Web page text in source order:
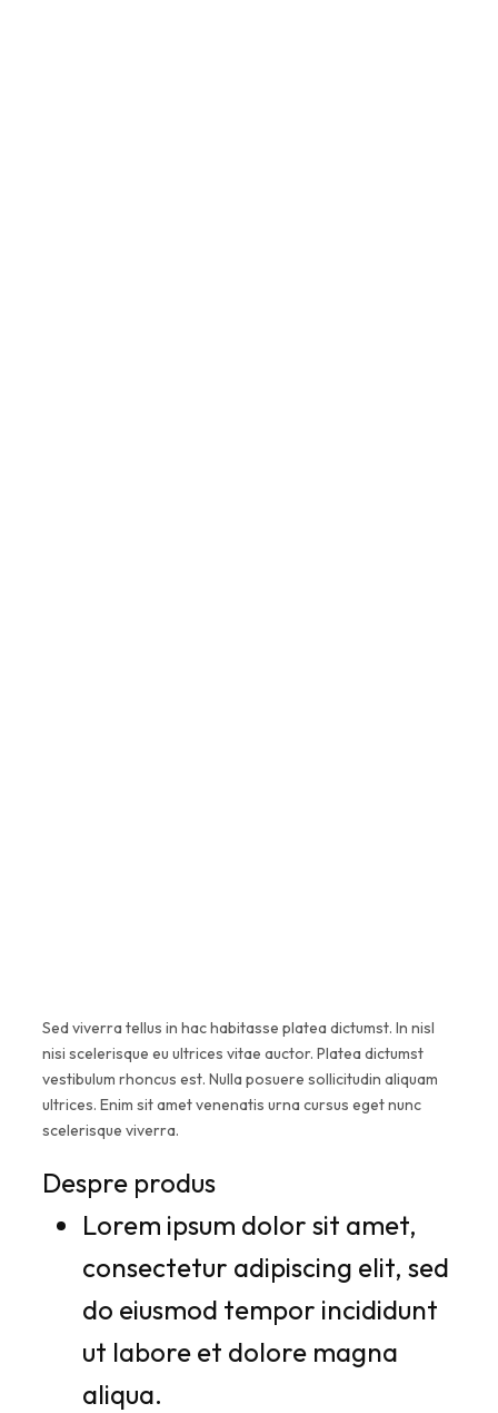
Sed viverra tellus in hac habitasse platea dictumst. In nisl
nisi scelerisque eu ultrices vitae auctor. Platea dictumst
vestibulum rhoncus est. Nulla posuere sollicitudin aliquam
ultrices. Enim sit amet venenatis urna cursus eget nunc
scelerisque viverra.
Despre produs
Lorem ipsum dolor sit amet,
consectetur adipiscing elit, sed
do eiusmod tempor incididunt
ut labore et dolore magna
aliqua.